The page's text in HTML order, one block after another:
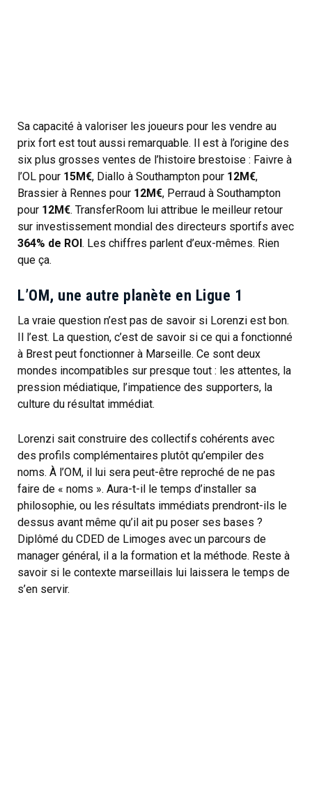
Sa capacité à valoriser les joueurs pour les vendre au
prix fort est tout aussi remarquable. Il est à l’origine des
six plus grosses ventes de l’histoire brestoise : Faivre à
l’OL pour 15M€, Diallo à Southampton pour 12M€,
Brassier à Rennes pour 12M€, Perraud à Southampton
pour 12M€. TransferRoom lui attribue le meilleur retour
sur investissement mondial des directeurs sportifs avec
364% de ROI. Les chiffres parlent d’eux-mêmes. Rien
que ça.
L’OM, une autre planète en Ligue 1
La vraie question n’est pas de savoir si Lorenzi est bon.
Il l’est. La question, c’est de savoir si ce qui a fonctionné
à Brest peut fonctionner à Marseille. Ce sont deux
mondes incompatibles sur presque tout : les attentes, la
pression médiatique, l’impatience des supporters, la
culture du résultat immédiat.
Lorenzi sait construire des collectifs cohérents avec
des profils complémentaires plutôt qu’empiler des
noms. À l’OM, il lui sera peut-être reproché de ne pas
faire de « noms ». Aura-t-il le temps d’installer sa
philosophie, ou les résultats immédiats prendront-ils le
dessus avant même qu’il ait pu poser ses bases ?
Diplômé du CDED de Limoges avec un parcours de
manager général, il a la formation et la méthode. Reste à
savoir si le contexte marseillais lui laissera le temps de
s’en servir.